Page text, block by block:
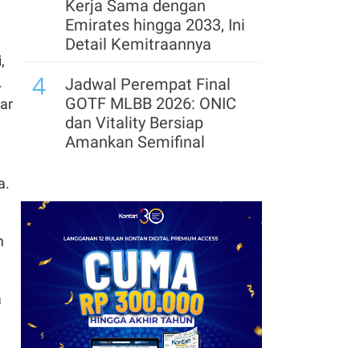
Kerja Sama dengan
Emirates hingga 2033, Ini
Detail Kemitraannya
4
Jadwal Perempat Final
GOTF MLBB 2026: ONIC
dan Vitality Bersiap
Amankan Semifinal
Treasuri 9,63 Miliar, Cek
Profil Emiten DSSA
hingga Kinerjanya
Cek Kode Redeem EA FC
Mobile Update 7 Agustus
2026: Klaim Ribuan
Gems Gratis!